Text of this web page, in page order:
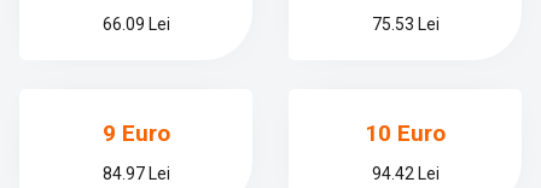
66.09 Lei 75.53 Lei
9 Euro
84.97 Lei
10 Euro
94.42 Lei